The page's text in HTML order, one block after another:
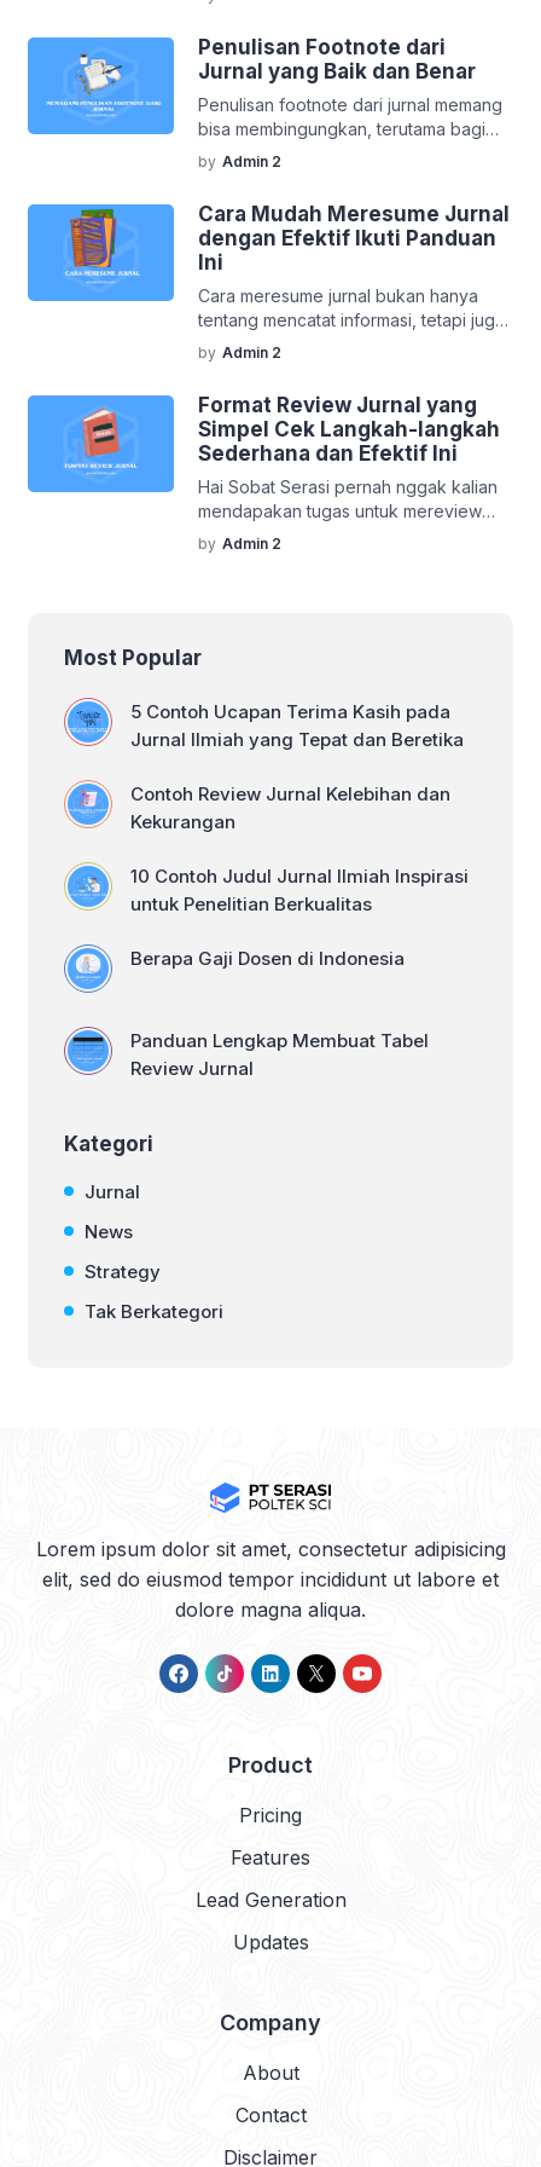
yang tersembunyi. Rasanya luar biasa
mengetahui bahwa ada sumber daya
yang dapat meningkatkan kualitas
penelitian saya. Apa itu jurnal terindeks
Scopus, dan mengapa penting untuk
dunia akademis? Mari kita telusuri
bersama! Apa Itu Jurnal Terindeks
adalah […]
Penulisan Footnote dari
Jurnal yang Baik dan Benar
Penulisan footnote dari jurnal memang
bisa membingungkan, terutama bagi
yang baru pertama kali menulis
makalah akademis. Saat pertama kali
mencoba, rasanya seperti berhadapan
dengan teka-teki yang rumit. Namun
apa sih sebenarnya Footnote dari jurnal
itu? Mari kita bahas bersama dan cari
tahu cara menyusunnya dengan benar.
Apa Itu Footnote Footnote adalah
catatan yang diletakkan di […]
by Admin 2
Cara Mudah Meresume Jurnal
dengan Efektif Ikuti Panduan
Ini
Cara meresume jurnal bukan hanya
tentang mencatat informasi, tetapi juga
memahami inti dari penelitian yang
dibaca. Mengapa ini penting? Karena
dengan meresume, kita bisa menyaring
informasi penting dan membuatnya
lebih mudah dicerna. Apa Itu Meresume
Jurnal Meresume jurnal adalah proses
menyusun ringkasan dari isi jurnal
akademis atau penelitian. Ini mencakup
pengenalan, tujuan, metodologi, hasil,
by Admin 2
Format Review Jurnal yang
Simpel Cek Langkah-langkah
Sederhana dan Efektif Ini
Hai Sobat Serasi pernah nggak kalian
mendapakan tugas untuk mereview
jurnal, tapi bingung mau mulai dari
mana? Awalnya semangat karena diberi
tenang, mereview jurnal itu sebenarnya
Asalkan kita tahu formatnya, semuanya
jadi lebih […]
by Admin 2
Most Popular
5 Contoh Ucapan Terima Kasih pada
Jurnal Ilmiah yang Tepat dan Beretika
Contoh Review Jurnal Kelebihan dan
Kekurangan
10 Contoh Judul Jurnal Ilmiah Inspirasi
untuk Penelitian Berkualitas
Berapa Gaji Dosen di Indonesia
Panduan Lengkap Membuat Tabel
Review Jurnal
Kategori
Jurnal
News
Strategy
Tak Berkategori
Lorem ipsum dolor sit amet, consectetur adipisicing
elit, sed do eiusmod tempor incididunt ut labore et
dolore magna aliqua.
Product
Pricing
Features
Lead Generation
Updates
Company
About
Contact
Disclaimer